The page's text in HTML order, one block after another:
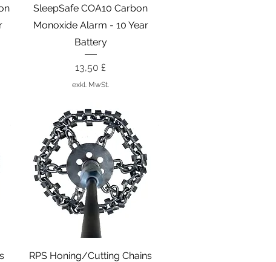
Schnellansicht
SleepSafe COA10 Carbon
Monoxide Alarm - 10 Year
Battery
Preis
13,50 £
exkl. MwSt.
Schnellansicht
RPS Honing/Cutting Chains